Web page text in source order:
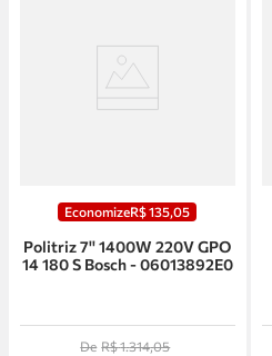
EconomizeR$135 ,05
Politriz 7'' 1400W 220V GPO
14 180 S Bosch - 06013892E0
De R$1.314,05